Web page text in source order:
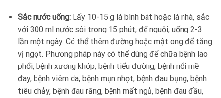
Sắc nước uống:Lấy 10-15 g lá bình bát hoặc lá nhà, sắc
với 300 ml nước sôi trong 15 phút, để nguội, uống 2-3
lần một ngày. Có thể thêm đường hoặc mật ong để tăng
vị ngọt. Phương pháp này có thể dùng để chữa bệnh lao
phổi, bệnh xương khớp, bệnh tiểu đường, bệnh nổi mề
đay, bệnh viêm da, bệnh mụn nhọt, bệnh đau bụng, bệnh
tiêu chảy, bệnh đau răng, bệnh mất ngủ, bệnh đau đầu,